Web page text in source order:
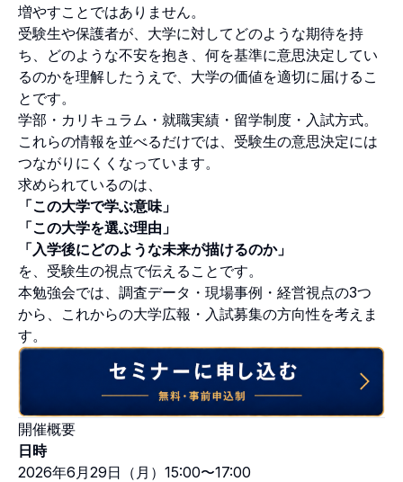
増やすことではありません。
受験生や保護者が、大学に対してどのような期待を持
ち、どのような不安を抱き、何を基準に意思決定してい
るのかを理解したうえで、大学の価値を適切に届けるこ
とです。
学部・カリキュラム・就職実績・留学制度・入試方式。
これらの情報を並べるだけでは、受験生の意思決定には
つながりにくくなっています。
求められているのは、
「この大学で学ぶ意味」
「この大学を選ぶ理由」
「入学後にどのような未来が描けるのか」
を、受験生の視点で伝えることです。
本勉強会では、調査データ・現場事例・経営視点の3つ
から、これからの大学広報・入試募集の方向性を考えま
す。
開催概要
日時
2026年6月29日（月）15:00〜17:00